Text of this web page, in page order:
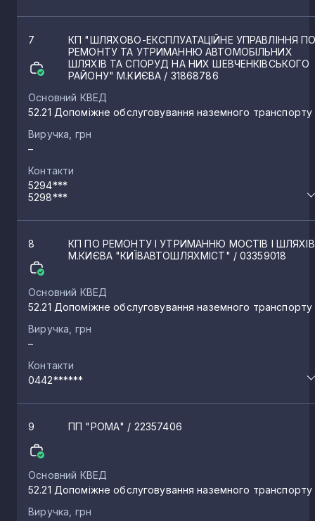
7
КП "ШЛЯХОВО-ЕКСПЛУАТАЦІЙНЕ УПРАВЛІННЯ
РЕМОНТУ ТА УТРИМАННЮ АВТОМОБІЛЬНИХ
ШЛЯХІВ ТА СПОРУД НА НИХ ШЕВЧЕНКІВСЬКОГО
РАЙОНУ" М.КИЄВА / 31868786
Основний КВЕД
52.21 Допоміжне обслуговування наземного транспорту
Виручка, грн
–
Контакти
5294***
5298***
8
КП ПО РЕМОНТУ І УТРИМАННЮ МОСТІВ І ШЛЯХІВ
М.КИЄВА "КИЇВАВТОШЛЯХМІСТ" / 03359018
Основний КВЕД
52.21 Допоміжне обслуговування наземного транспорту
Виручка, грн
–
Контакти
0442******
9 ПП "РОМА" / 22357406
Основний КВЕД
52.21 Допоміжне обслуговування наземного транспорту
Виручка, грн